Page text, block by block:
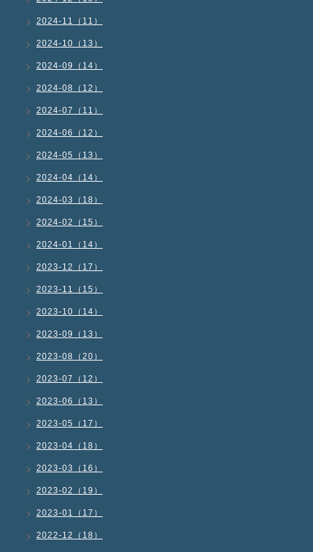
2024-11（11）
2024-10（13）
2024-09（14）
2024-08（12）
2024-07（11）
2024-06（12）
2024-05（13）
2024-04（14）
2024-03（18）
2024-02（15）
2024-01（14）
2023-12（17）
2023-11（15）
2023-10（14）
2023-09（13）
2023-08（20）
2023-07（12）
2023-06（13）
2023-05（17）
2023-04（18）
2023-03（16）
2023-02（19）
2023-01（17）
2022-12（18）